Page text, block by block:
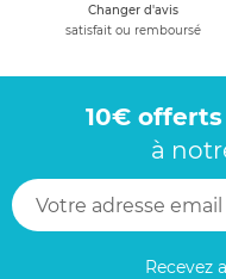
Changer d'avis
satisfait ou remboursé
10€ offerts
à
Recevez